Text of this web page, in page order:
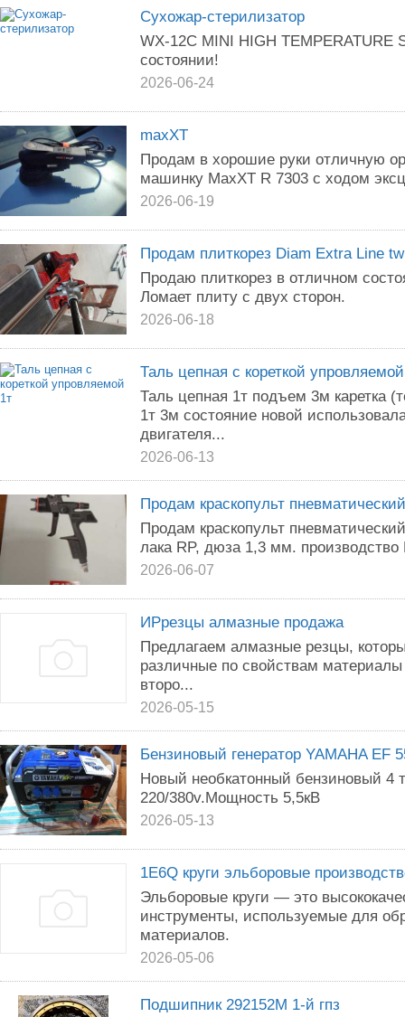
Сухожар-стерилизатор
WX-12C MINI HIGH TEMPERATURE
состоянии!
2026-06-24
maxXT
Продам в хорошие руки отличную
машинку MaxXT R 7303 с ходом
2026-06-19
Продам плиткорез Diam Extra Line
Продаю плиткорез в отличном
Ломает плиту с двух сторон.
2026-06-18
Таль цепная с кореткой
Таль цепная 1т подъем 3м каретка
1т 3м состояние новой
двигателя...
2026-06-13
Продам краскопульт
Продам краскопульт
лака RP, дюза 1,3 мм. производство
2026-06-07
ИРрезцы алмазные продажа
Предлагаем алмазные резцы,
различные по свойствам
второ...
2026-05-15
Бензиновый генератор YAMAHA EF
Новый необкатонный бензиновый 4
220/380v.Мощность 5,5кВ
2026-05-13
1Е6Q круги эльборовые
Эльборовые круги — это
инструменты, используемые для
материалов.
2026-05-06
Подшипник 292152М 1-й гпз